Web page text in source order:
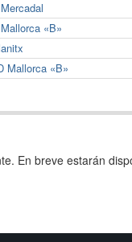
«B»
Mallorca «B»
En breve estarán